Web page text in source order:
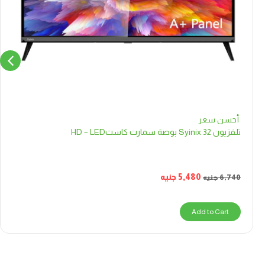
أحسن سعر
تلفزيون Syinix 32 بوصة سمارت كاستHD – LED
6,740جنيه 5,480جنيه
Add to Cart